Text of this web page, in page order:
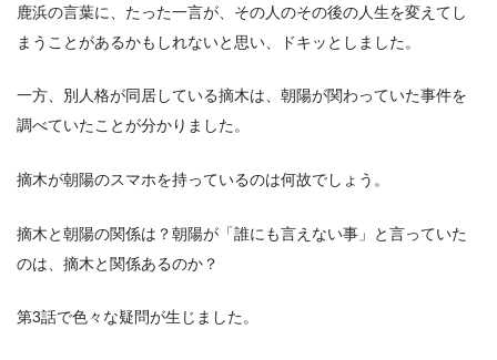
鹿浜の言葉に、たった一言が、その人のその後の人生を変えてし
まうことがあるかもしれないと思い、ドキッとしました。
一方、別人格が同居している摘木は、朝陽が関わっていた事件を
調べていたことが分かりました。
摘木が朝陽のスマホを持っているのは何故でしょう。
摘木と朝陽の関係は？朝陽が「誰にも言えない事」と言っていた
のは、摘木と関係あるのか？
第3話で色々な疑問が生じました。